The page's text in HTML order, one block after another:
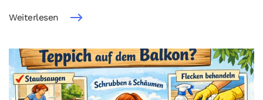
Weiterlesen